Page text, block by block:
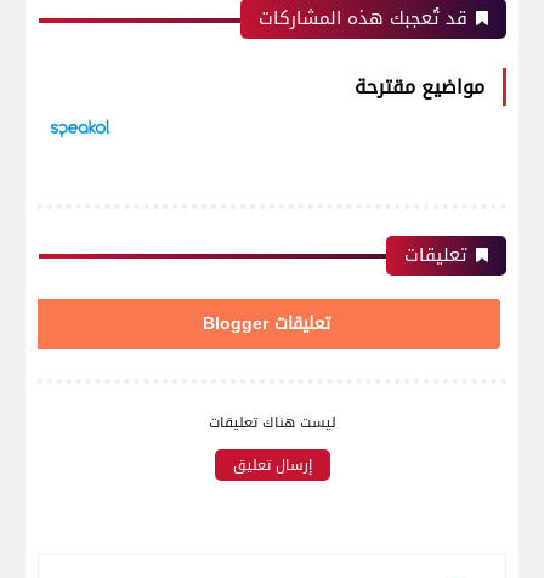
قد تُعجبك هذه المشاركات
مواضيع مقترحة
تعليقات
تعليقات Blogger
ليست هناك تعليقات
إرسال تعليق